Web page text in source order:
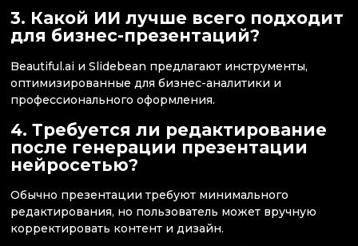
3. Какой ИИ лучше всего подходит
для бизнес-презентаций?
Beautiful.ai и Slidebean предлагают инструменты,
оптимизированные для бизнес-аналитики и
профессионального оформления.
4. Требуется ли редактирование
после генерации презентации
нейросетью?
Обычно презентации требуют минимального
редактирования, но пользователь может вручную
корректировать контент и дизайн.